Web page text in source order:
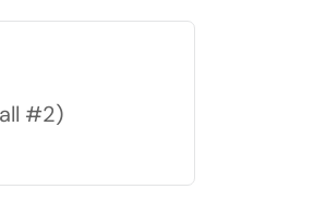
#2)